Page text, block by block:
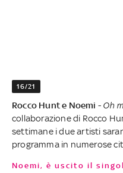
16/21
Rocco Hunt e Noemi - Oh
collaborazione di Rocco
settimane i due artisti
programma in numerose
Noemi, è uscito il